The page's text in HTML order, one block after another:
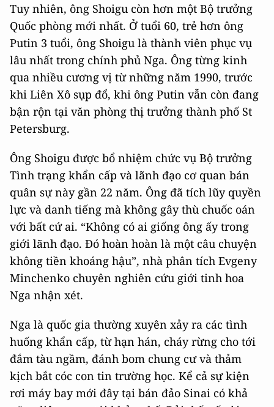
Tuy nhiên, ông Shoigu còn hơn một Bộ trưởng
Quốc phòng mới nhất. Ở tuổi 60, trẻ hơn ông
Putin 3 tuổi, ông Shoigu là thành viên phục vụ
lâu nhất trong chính phủ Nga. Ông từng kinh
qua nhiều cương vị từ những năm 1990, trước
khi Liên Xô sụp đổ, khi ông Putin vẫn còn đang
bận rộn tại văn phòng thị trưởng thành phố St
Petersburg.
Ông Shoigu được bổ nhiệm chức vụ Bộ trưởng
Tình trạng khẩn cấp và lãnh đạo cơ quan bán
quân sự này gần 22 năm. Ông đã tích lũy quyền
lực và danh tiếng mà không gây thù chuốc oán
với bất cứ ai. “Không có ai giống ông ấy trong
giới lãnh đạo. Đó hoàn hoàn là một câu chuyện
không tiền khoáng hậu”, nhà phân tích Evgeny
Minchenko chuyên nghiên cứu giới tinh hoa
Nga nhận xét.
Nga là quốc gia thường xuyên xảy ra các tình
huống khẩn cấp, từ hạn hán, cháy rừng cho tới
đắm tàu ngầm, đánh bom chung cư và thảm
kịch bắt cóc con tin trường học. Kể cả sự kiện
rơi máy bay mới đây tại bán đảo Sinai có khả